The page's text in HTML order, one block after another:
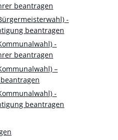
beantragen
-
beantragen
-
beantragen
–
-
beantragen